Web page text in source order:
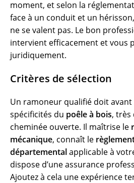
moment, et selon la
face à un conduit et un
ne se valent pas. Le bon
intervient efficacement et vous
juridiquement.
Critères de sélection
Un ramoneur qualifié doit
spécificités du poêle à bois, très
cheminée ouverte. Il maîtrise le
mécanique, connaît le
départementalapplicable à
dispose d’une assurance
Ajoutez à cela une expérience